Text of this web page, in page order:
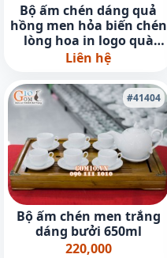
Bộ ấm chén dáng quả
hồng men hỏa biến chén
lòng hoa in logo quà
tặng, 350ml
Liên hệ
#41404
Bộ ấm chén men trắng
dáng bưởi 650ml
220,000